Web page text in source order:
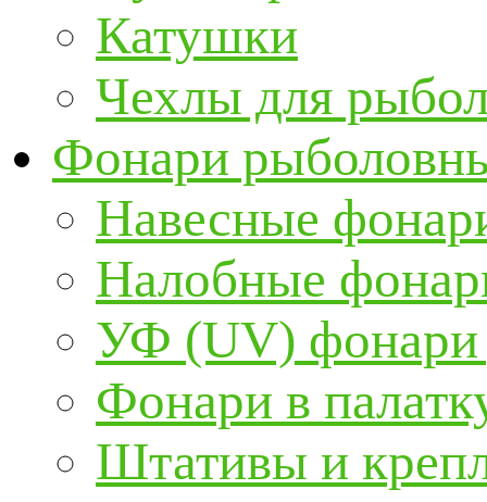
Катушки
Чехлы для
Фонари
Навесные
Налобные
УФ (UV) фонари
Фонари в
Штативы и